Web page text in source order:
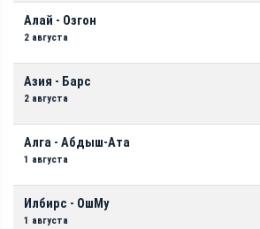
Алай - Озгон
2 августа
Азия - Барс
2 августа
Алга - Абдыш-Ата
1 августа
Илбирс - ОшМу
1 августа